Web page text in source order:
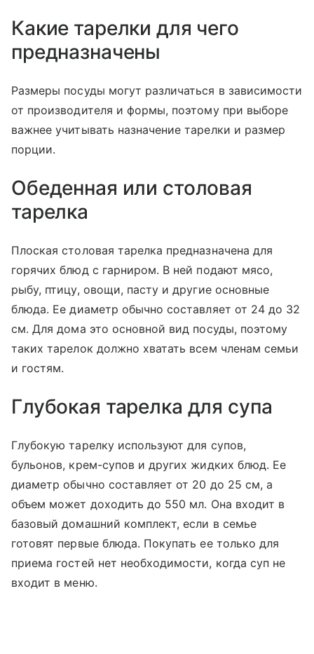
Какие тарелки для чего
предназначены
Размеры посуды могут различаться в зависимости
от производителя и формы, поэтому при выборе
важнее учитывать назначение тарелки и размер
порции.
Обеденная или столовая
тарелка
Плоская столовая тарелка предназначена для
горячих блюд с гарниром. В ней подают мясо,
рыбу, птицу, овощи, пасту и другие основные
блюда. Ее диаметр обычно составляет от 24 до 32
см. Для дома это основной вид посуды, поэтому
таких тарелок должно хватать всем членам семьи
и гостям.
Глубокая тарелка для супа
Глубокую тарелку используют для супов,
бульонов, крем-супов и других жидких блюд. Ее
диаметр обычно составляет от 20 до 25 см, а
объем может доходить до 550 мл. Она входит в
базовый домашний комплект, если в семье
готовят первые блюда. Покупать ее только для
приема гостей нет необходимости, когда суп не
входит в меню.